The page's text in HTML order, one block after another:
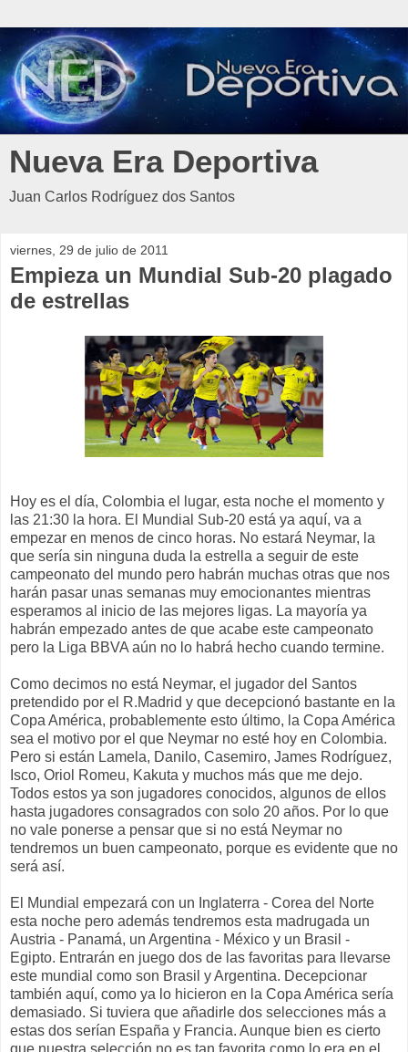
Nueva Era Deportiva
Juan Carlos Rodríguez dos Santos
viernes, 29 de julio de 2011
Empieza un Mundial Sub-20 plagado
de estrellas
Hoy es el día, Colombia el lugar, esta noche el momento y
las 21:30 la hora. El Mundial Sub-20 está ya aquí, va a
empezar en menos de cinco horas. No estará Neymar, la
que sería sin ninguna duda la estrella a seguir de este
campeonato del mundo pero habrán muchas otras que nos
harán pasar unas semanas muy emocionantes mientras
esperamos al inicio de las mejores ligas. La mayoría ya
habrán empezado antes de que acabe este campeonato
pero la Liga BBVA aún no lo habrá hecho cuando termine.
Como decimos no está Neymar, el jugador del Santos
pretendido por el R.Madrid y que decepcionó bastante en la
Copa América, probablemente esto último, la Copa América
sea el motivo por el que Neymar no esté hoy en Colombia.
Pero si están Lamela, Danilo, Casemiro, James Rodríguez,
Isco, Oriol Romeu, Kakuta y muchos más que me dejo.
Todos estos ya son jugadores conocidos, algunos de ellos
hasta jugadores consagrados con solo 20 años. Por lo que
no vale ponerse a pensar que si no está Neymar no
tendremos un buen campeonato, porque es evidente que no
será así.
El Mundial empezará con un Inglaterra - Corea del Norte
esta noche pero además tendremos esta madrugada un
Austria - Panamá, un Argentina - México y un Brasil -
Egipto. Entrarán en juego dos de las favoritas para llevarse
este mundial como son Brasil y Argentina. Decepcionar
también aquí, como ya lo hicieron en la Copa América sería
demasiado. Si tuviera que añadirle dos selecciones más a
estas dos serían España y Francia. Aunque bien es cierto